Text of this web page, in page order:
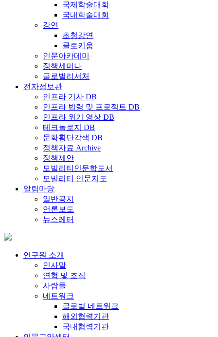
국제학술대회
국내학술대회
강연
초청강연
콜로키움
인문아카데미
정책세미나
글로벌리서처
전자정보관
인프라 기사 DB
인프라 법령 및 프로젝트 DB
인프라 위기 영상 DB
테크놀로지 DB
문화횡단각색 DB
정책자료 Archive
정책제안
모빌리티인문학도서
모빌리티 인문지도
알림마당
일반공지
언론보도
뉴스레터
연구원 소개
인사말
연혁 및 조직
사람들
네트워크
글로벌 네트워크
해외협력기관
국내협력기관